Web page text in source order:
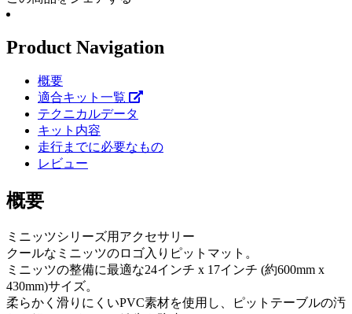
Product Navigation
概要
適合キット一覧
テクニカルデータ
キット内容
走行までに必要なもの
レビュー
概要
ミニッツシリーズ用アクセサリー
クールなミニッツのロゴ入りピットマット。
ミニッツの整備に最適な24インチ x 17インチ (約600mm x
430mm)サイズ。
柔らかく滑りにくいPVC素材を使用し、ピットテーブルの汚